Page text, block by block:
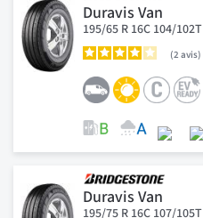
Duravis Van
195/65 R 16C 104/102T
2 avis
Duravis Van
195/75 R 16C 107/105T